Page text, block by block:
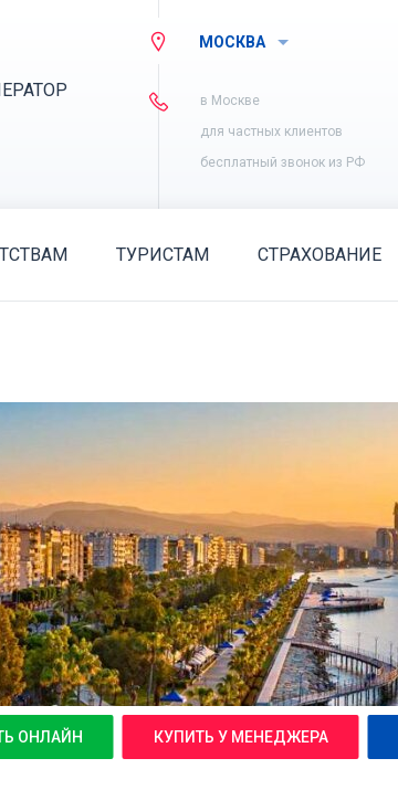
МОСКВА
в Москве
для частных клиентов
бесплатный звонок из РФ
ТУРИСТАМ СТРАХОВАНИЕ
ОНЛАЙН КУПИТЬ У МЕНЕДЖЕРА